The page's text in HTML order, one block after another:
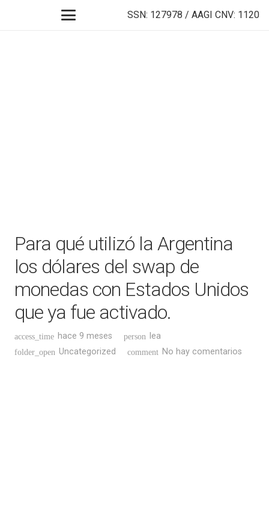
SSN: 127978 / AAGI CNV: 1120
Para qué utilizó la Argentina
los dólares del swap de
monedas con Estados Unidos
que ya fue activado.
access_time hace 9 meses person lea
folder_open Uncategorized comment No hay comentarios